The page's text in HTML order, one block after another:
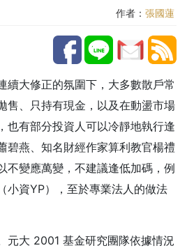
作者： 張國蓮
續大修正的氛圍下，大多數散戶常
售、只持有現金，以及在動盪市場
也有部分投資人可以冷靜地執行逢
碧燕、知名財經作家算利教官楊禮
不變應萬變，不建議逢低加碼，例
小資YP），至於專業法人的做法
元大 2001 基金研究團隊依據情況